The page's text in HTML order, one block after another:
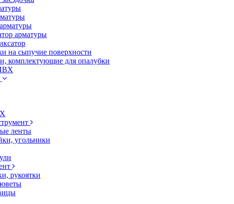
арматуры
на сыпучие поверхности
комплектующие для опалубки
ленты
угольники
рукоятки